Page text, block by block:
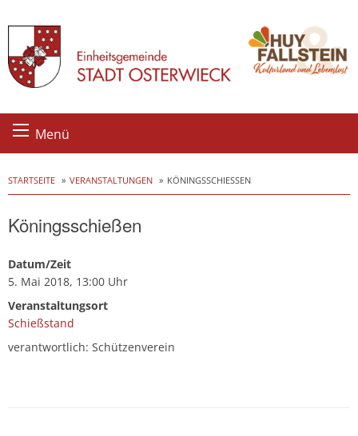
Skip
Menü
STARTSEITE VERANSTALTUNGEN KÖNINGSSCHIESSEN
Köningsschießen
Datum/Zeit
5. Mai 2018, 13:00 Uhr
Veranstaltungsort
Schießstand
verantwortlich: Schützenverein